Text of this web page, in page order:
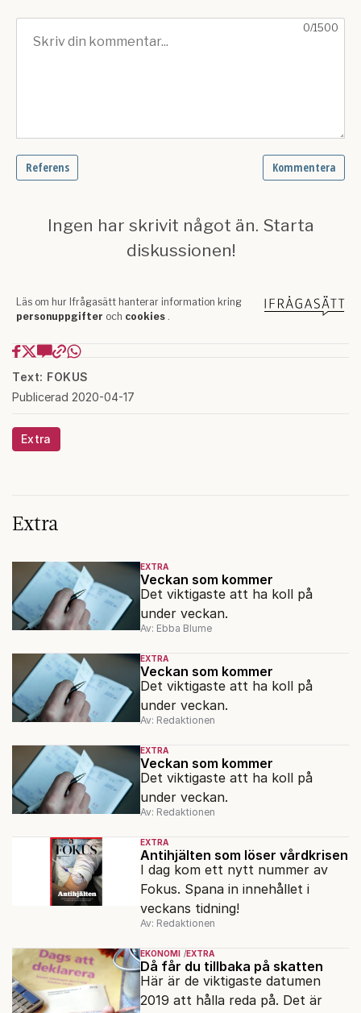
Text: FOKUS
Publicerad 2020-04-17
Extra
Extra
EXTRA
Veckan som kommer
Det viktigaste att ha koll på
under veckan.
Av: Ebba Blume
EXTRA
Veckan som kommer
Det viktigaste att ha koll på
under veckan.
Av: Redaktionen
EXTRA
Veckan som kommer
Det viktigaste att ha koll på
under veckan.
Av: Redaktionen
EXTRA
Antihjälten som löser vårdkrisen
I dag kom ett nytt nummer av
Fokus. Spana in innehållet i
veckans tidning!
Av: Redaktionen
EKONOMI EXTRA
Då får du tillbaka på skatten
Här är de viktigaste datumen
2019 att hålla reda på. Det är